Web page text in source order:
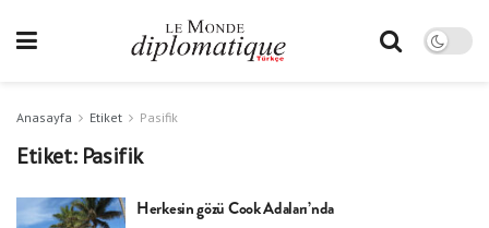
Anasayfa Etiket Pasifik
Etiket: Pasifik
Herkesin gözü Cook Adaları’nda